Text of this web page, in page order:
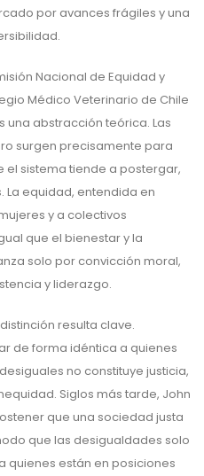
por avances frágiles y una
Nacional de Equidad y
Médico Veterinario de Chile
una abstracción teórica. Las
surgen precisamente para
sistema tiende a postergar,
La equidad, entendida en
y a colectivos
que el bienestar y la
solo por convicción moral,
y liderazgo.
resulta clave.
de forma idéntica a quienes
no constituye justicia,
Siglos más tarde, John
que una sociedad justa
que las desigualdades solo
quienes están en posiciones